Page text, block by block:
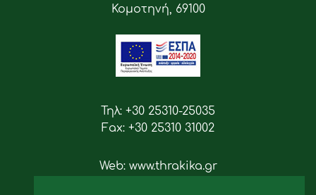
Κομοτηνή, 69100
Τηλ: +30 25310-25035
Fax: +30 25310 31002
Web: www.thrakika.gr